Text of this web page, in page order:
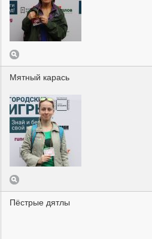
Мятный карась
Пёстрые дятлы